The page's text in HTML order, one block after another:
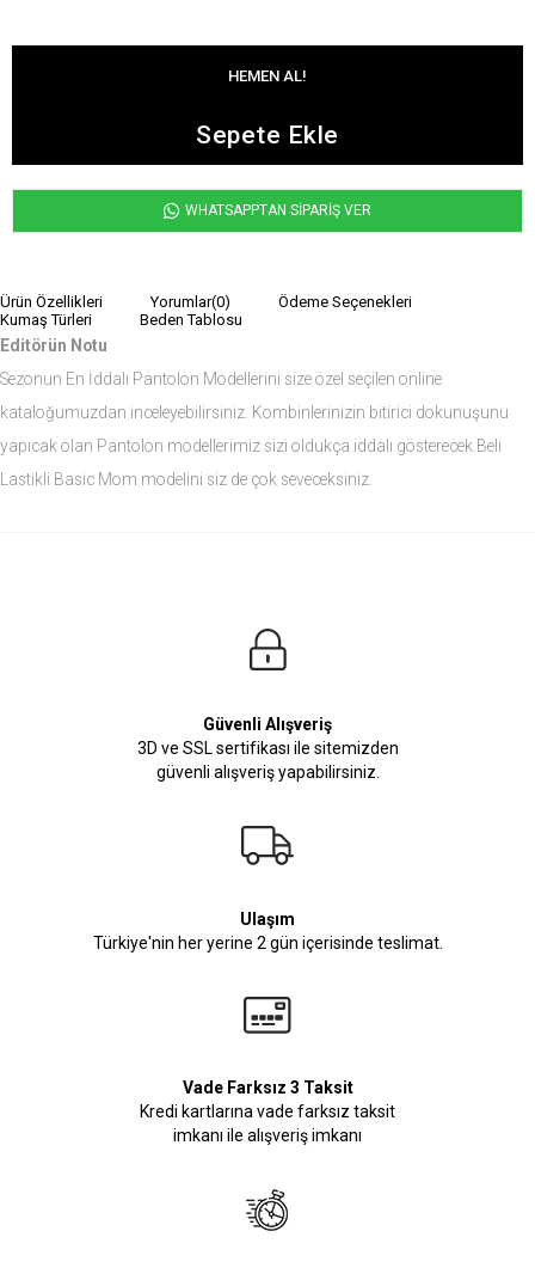
WHATSAPPTAN SİPARİŞ VER
Ürün Özellikleri Yorumlar(0)
Ödeme Seçenekleri
Kumaş Türleri
Beden Tablosu
Editörün Notu
Sezonun En İddalı Pantolon Modellerini size özel seçilen online
kataloğumuzdan inceleyebilirsiniz. Kombinlerinizin bitirici dokunuşunu
yapıcak olan Pantolon modellerimiz sizi oldukça iddalı gösterecek.Beli
Lastikli Basic Mom modelini siz de çok seveceksiniz.
Manken Bedenleri Üst Grup M, Alt Grup 33 Beden ( Medium )
Güvenli Alışveriş
3D ve SSL sertifikası ile sitemizden
güvenli alışveriş yapabilirsiniz.
Ulaşım
Türkiye'nin her yerine 2 gün içerisinde teslimat.
Vade Farksız 3 Taksit
Kredi kartlarına vade farksız taksit
imkanı ile alışveriş imkanı